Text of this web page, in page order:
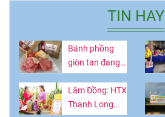
TIN HAY
Bánh phồng
giòn tan đang
hot ở Lâm
Đồng làm từ
thứ quả giàu
Lâm Đồng: HTX
Thanh Long